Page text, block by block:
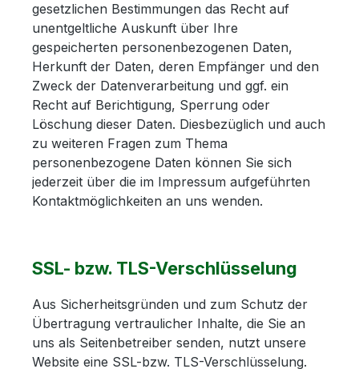
gesetzlichen Bestimmungen das Recht auf
unentgeltliche Auskunft über Ihre
gespeicherten personenbezogenen Daten,
Herkunft der Daten, deren Empfänger und den
Zweck der Datenverarbeitung und ggf. ein
Recht auf Berichtigung, Sperrung oder
Löschung dieser Daten. Diesbezüglich und auch
zu weiteren Fragen zum Thema
personenbezogene Daten können Sie sich
jederzeit über die im Impressum aufgeführten
Kontaktmöglichkeiten an uns wenden.
SSL- bzw. TLS-Verschlüsselung
Aus Sicherheitsgründen und zum Schutz der
Übertragung vertraulicher Inhalte, die Sie an
uns als Seitenbetreiber senden, nutzt unsere
Website eine SSL-bzw. TLS-Verschlüsselung.